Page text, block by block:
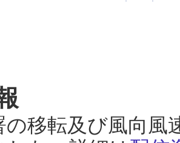
の移転及び風向風